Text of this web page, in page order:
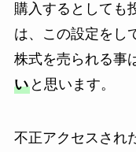
購入するとしても
は、この設定をし
株式を売られる事
いと思います。
不正アクセスされ